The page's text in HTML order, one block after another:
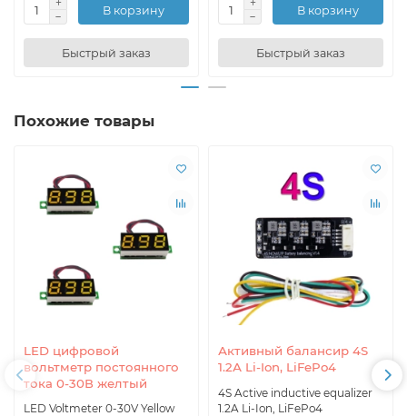
В корзину
Быстрый заказ
В корзину
Быстрый заказ
Похожие товары
LED цифровой
вольтметр постоянного
тока 0-30В желтый
LED Voltmeter 0-30V Yellow
Активный балансир 4S
1.2А Li-Ion, LiFePo4
4S Active inductive equalizer
1.2A Li-Ion, LiFePo4